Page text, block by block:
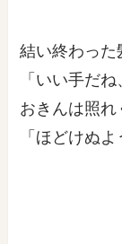
結い終わった
「いい手だ
おきんは照れ
「ほどけぬ